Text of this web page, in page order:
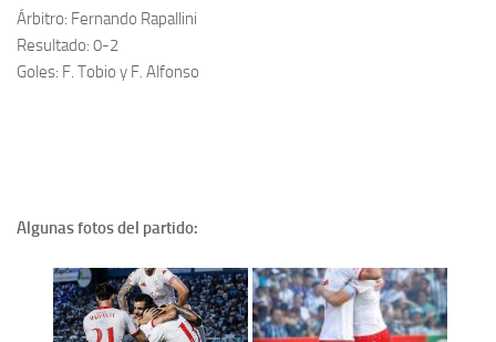
Árbitro: Fernando Rapallini
Resultado: 0-2
Goles: F. Tobio y F. Alfonso
Algunas fotos del partido: